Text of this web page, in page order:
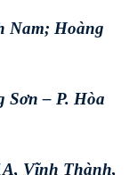
Nam; Hoàng
Sơn – P. Hòa
Vĩnh Thành,